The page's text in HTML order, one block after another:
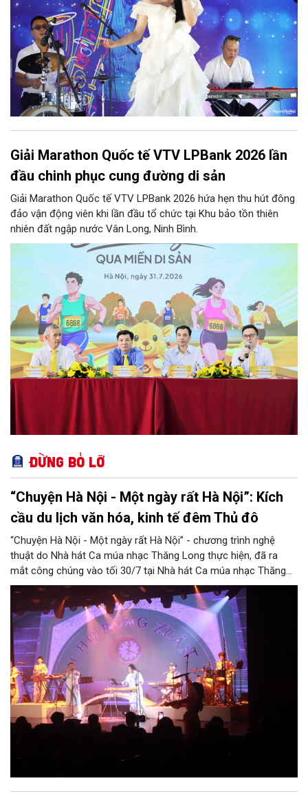
Giải Marathon Quốc tế VTV LPBank 2026 lần
đầu chinh phục cung đường di sản
Giải Marathon Quốc tế VTV LPBank 2026 hứa hẹn thu hút đông
đảo vận động viên khi lần đầu tổ chức tại Khu bảo tồn thiên
nhiên đất ngập nước Vân Long, Ninh Bình.
Đừng bỏ lỡ
“Chuyện Hà Nội - Một ngày rất Hà Nội”: Kích
cầu du lịch văn hóa, kinh tế đêm Thủ đô
“Chuyện Hà Nội - Một ngày rất Hà Nội” - chương trình nghệ
thuật do Nhà hát Ca múa nhạc Thăng Long thực hiện, đã ra
mắt công chúng vào tối 30/7 tại Nhà hát Ca múa nhạc Thăng
Long (số 31 - 33 phố Lương Văn Can, phường Hoàn Kiếm).